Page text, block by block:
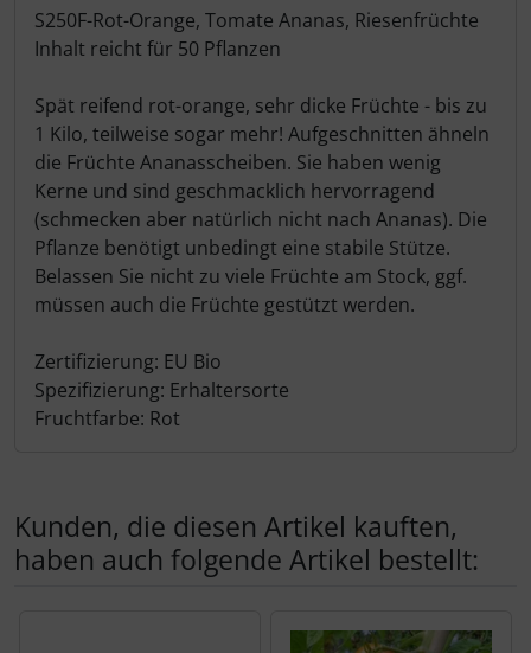
Produktbeschreibung
S250F-Rot-Orange, Tomate Ananas, Riesenfrüchte
Inhalt reicht für 50 Pflanzen
Spät reifend rot-orange, sehr dicke Früchte - bis zu
1 Kilo, teilweise sogar mehr! Aufgeschnitten ähneln
die Früchte Ananasscheiben. Sie haben wenig
Kerne und sind geschmacklich hervorragend
(schmecken aber natürlich nicht nach Ananas). Die
Pflanze benötigt unbedingt eine stabile Stütze.
Belassen Sie nicht zu viele Früchte am Stock, ggf.
müssen auch die Früchte gestützt werden.
Zertifizierung: EU Bio
Spezifizierung: Erhaltersorte
Fruchtfarbe: Rot
Kunden, die diesen Artikel kauften,
haben auch folgende Artikel bestellt: